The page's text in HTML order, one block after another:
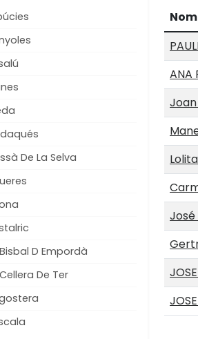
De La Selva
D Empordà
De Ter
Nom
ANA
José